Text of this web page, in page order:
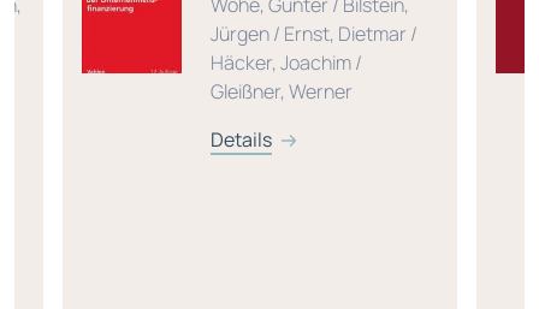
Jürgen / Ernst, Dietmar /
Häcker, Joachim /
Gleißner, Werner
Details